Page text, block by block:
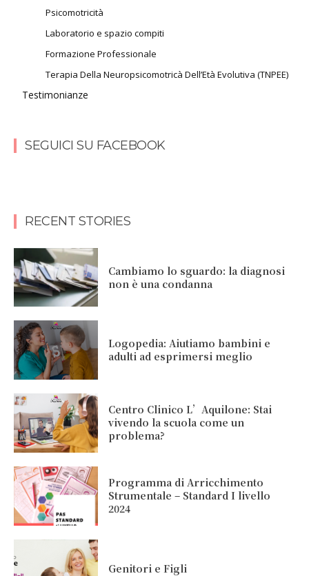
Psicomotricità
Laboratorio e spazio compiti
Formazione Professionale
Terapia Della Neuropsicomotricà Dell’Età Evolutiva (TNPEE)
Testimonianze
SEGUICI SU FACEBOOK
RECENT STORIES
Cambiamo lo sguardo: la diagnosi
non è una condanna
Logopedia: Aiutiamo bambini e
adulti ad esprimersi meglio
Centro Clinico L’Aquilone: Stai
vivendo la scuola come un
problema?
Programma di Arricchimento
Strumentale – Standard I livello
2024
Genitori e Figli